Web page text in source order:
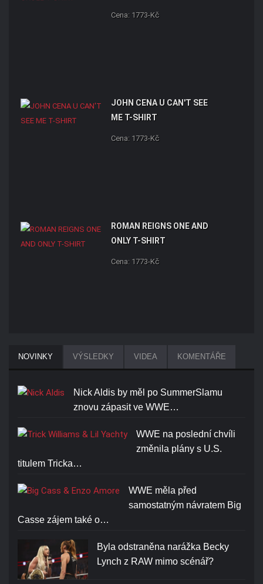
Cena: 1773-Kč
JOHN CENA U CAN'T SEE
ME T-SHIRT
Cena: 1773-Kč
ROMAN REIGNS ONE AND
ONLY T-SHIRT
Cena: 1773-Kč
NOVINKY VÝSLEDKY VIDEA KOMENTÁŘE
Nick Aldis by měl po SummerSlamu
znovu zápasit ve WWE…
WWE na poslední chvíli
změnila plány s U.S.
titulem Tricka…
WWE měla před
samostatným návratem Big
Casse zájem také o…
Byla odstraněna narážka Becky
Lynch z RAW mimo scénář?